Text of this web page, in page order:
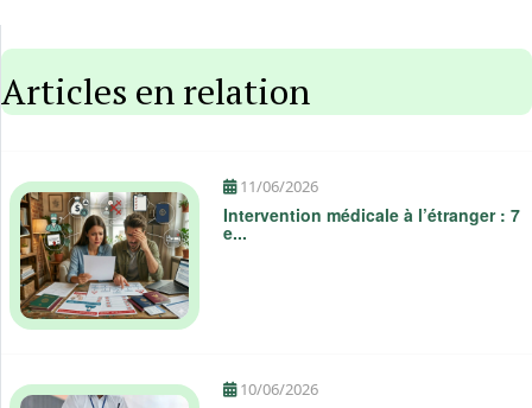
Articles en relation
11/06/2026
Intervention médicale à l’étranger : 7
e...
10/06/2026